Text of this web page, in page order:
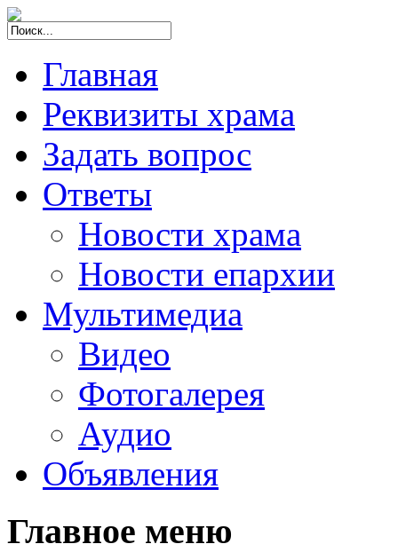
Главная
Реквизиты храма
Задать вопрос
Ответы
Новости храма
Новости епархии
Мультимедиа
Видео
Фотогалерея
Аудио
Объявления
Главное меню